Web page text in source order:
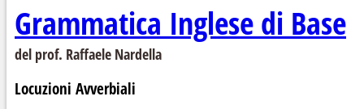
Grammatica Inglese di Base
del prof. Raffaele Nardella
Locuzioni Avverbiali